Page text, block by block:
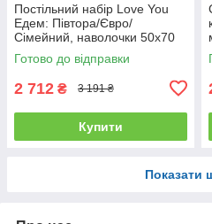
Постільний набір Love You
Едем: Півтора/Євро/
Сімейний, наволочки 50x70
полуторний
Готово до відправки
2 712 ₴ 3 191 ₴
Купити
Показати